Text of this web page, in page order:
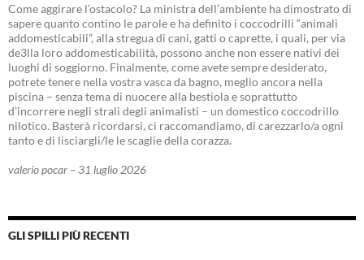
Come aggirare l’ostacolo? La ministra dell’ambiente ha dimostrato di
sapere quanto contino le parole e ha definito i coccodrilli “animali
addomesticabili”, alla stregua di cani, gatti o caprette, i quali, per via
de3lla loro addomesticabilità, possono anche non essere nativi dei
luoghi di soggiorno. Finalmente, come avete sempre desiderato,
potrete tenere nella vostra vasca da bagno, meglio ancora nella
piscina – senza tema di nuocere alla bestiola e soprattutto
d’incorrere negli strali degli animalisti – un domestico coccodrillo
nilotico. Basterà ricordarsi, ci raccomandiamo, di carezzarlo/a ogni
tanto e di lisciargli/le le scaglie della corazza.
valerio pocar – 31 luglio 2026
GLI SPILLI PIÙ RECENTI